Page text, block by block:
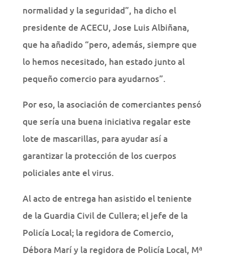
normalidad y la seguridad”, ha dicho el
presidente de ACECU, Jose Luis Albiñana,
que ha añadido “pero, además, siempre que
lo hemos necesitado, han estado junto al
pequeño comercio para ayudarnos”.
Por eso, la asociación de comerciantes pensó
que sería una buena iniciativa regalar este
lote de mascarillas, para ayudar así a
garantizar la protección de los cuerpos
policiales ante el virus.
Al acto de entrega han asistido el teniente
de la Guardia Civil de Cullera; el jefe de la
Policía Local; la regidora de Comercio,
Débora Marí y la regidora de Policía Local, Mª